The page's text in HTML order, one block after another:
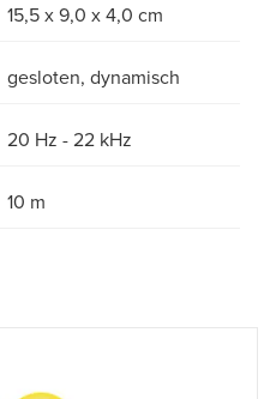
15,5 x 9,0 x 4,0 cm
gesloten, dynamisch
20 Hz - 22 kHz
10 m